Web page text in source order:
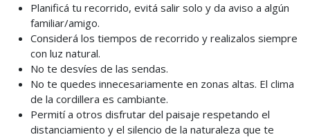
Planificá tu recorrido, evitá salir solo y da aviso a algún
familiar/amigo.
Considerá los tiempos de recorrido y realizalos siempre
con luz natural.
No te desvíes de las sendas.
No te quedes innecesariamente en zonas altas. El clima
de la cordillera es cambiante.
Permití a otros disfrutar del paisaje respetando el
distanciamiento y el silencio de la naturaleza que te